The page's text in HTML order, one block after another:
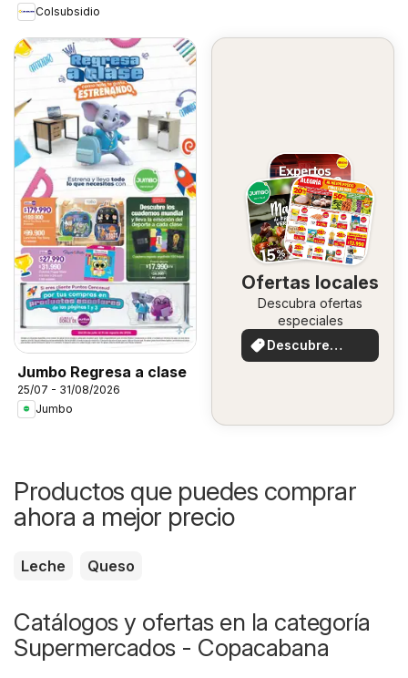
Colsubsidio
Jumbo Regresa a clase
25/07 - 31/08/2026
Jumbo
Ofertas locales
Descubra ofertas
especiales
Descubre
ofertas
Productos que puedes comprar
ahora a mejor precio
Leche Queso
Catálogos y ofertas en la categoría
Supermercados - Copacabana